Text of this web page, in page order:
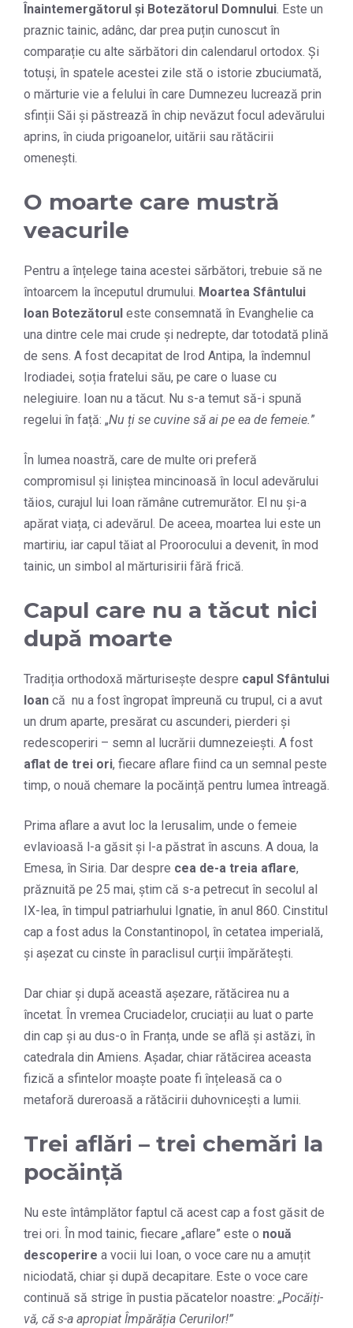
Înaintemergătorul și Botezătorul Domnului . Este un
praznic tainic, adânc, dar prea puțin cunoscut în
comparație cu alte sărbători din calendarul ortodox. Și
totuși, în spatele acestei zile stă o istorie zbuciumată,
o mărturie vie a felului în care Dumnezeu lucrează prin
sfinții Săi și păstrează în chip nevăzut focul adevărului
aprins, în ciuda prigoanelor, uitării sau rătăcirii
omenești.
O moarte care mustră
veacurile
Pentru a înțelege taina acestei sărbători, trebuie să ne
întoarcem la începutul drumului. Moartea Sfântului
Ioan Botezătorul este consemnată în Evanghelie ca
una dintre cele mai crude și nedrepte, dar totodată plină
de sens. A fost decapitat de Irod Antipa, la îndemnul
Irodiadei, soția fratelui său, pe care o luase cu
nelegiuire. Ioan nu a tăcut. Nu s-a temut să-i spună
regelui în față: „Nu ți se cuvine să ai pe ea de femeie.”
În lumea noastră, care de multe ori preferă
compromisul și liniștea mincinoasă în locul adevărului
tăios, curajul lui Ioan rămâne cutremurător. El nu și-a
apărat viața, ci adevărul. De aceea, moartea lui este un
martiriu, iar capul tăiat al Proorocului a devenit, în mod
tainic, un simbol al mărturisirii fără frică.
Capul care nu a tăcut nici
după moarte
Tradiția orthodoxă mărturisește despre capul Sfântului
Ioan că nu a fost îngropat împreună cu trupul, ci a avut
un drum aparte, presărat cu ascunderi, pierderi și
redescoperiri – semn al lucrării dumnezeiești. A fost
aflat de trei ori, fiecare aflare fiind ca un semnal peste
timp, o nouă chemare la pocăință pentru lumea întreagă.
Prima aflare a avut loc la Ierusalim, unde o femeie
evlavioasă l-a găsit și l-a păstrat în ascuns. A doua, la
Emesa, în Siria. Dar despre cea de-a treia aflare,
prăznuită pe 25 mai, știm că s-a petrecut în secolul al
IX-lea, în timpul patriarhului Ignatie, în anul 860. Cinstitul
cap a fost adus la Constantinopol, în cetatea imperială,
și așezat cu cinste în paraclisul curții împărătești.
Dar chiar și după această așezare, rătăcirea nu a
încetat. În vremea Cruciadelor, cruciații au luat o parte
din cap și au dus-o în Franța, unde se află și astăzi, în
catedrala din Amiens. Așadar, chiar rătăcirea aceasta
fizică a sfintelor moaște poate fi înțeleasă ca o
metaforă dureroasă a rătăcirii duhovnicești a lumii.
Trei aflări – trei chemări la
pocăință
Nu este întâmplător faptul că acest cap a fost găsit de
trei ori. În mod tainic, fiecare „aflare” este o nouă
descoperire a vocii lui Ioan, o voce care nu a amuțit
niciodată, chiar și după decapitare. Este o voce care
continuă să strige în pustia păcatelor noastre: „Pocăiți-
vă, că s-a apropiat Împărăția Cerurilor!”